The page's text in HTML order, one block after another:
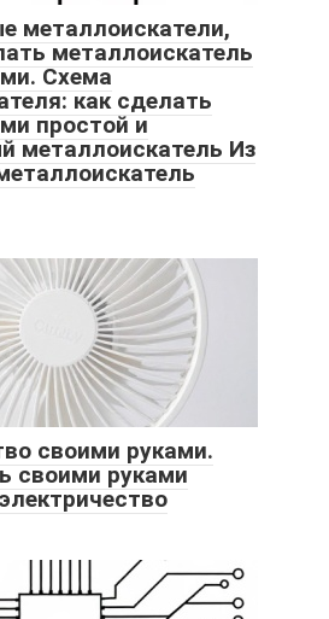
металлоискатели,
металлоискатель
Схема
как сделать
простой и
металлоискатель Из
своими руками.
своими руками